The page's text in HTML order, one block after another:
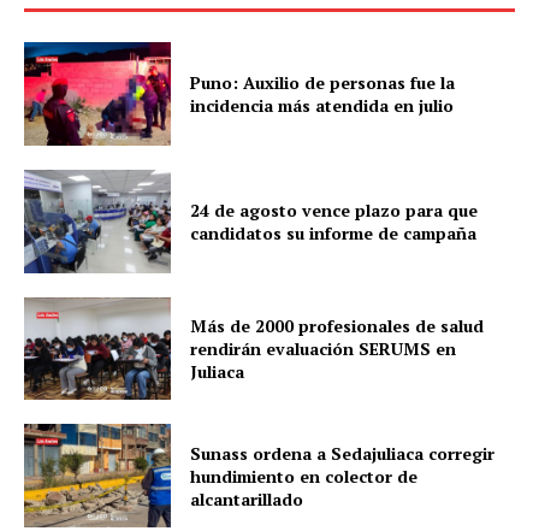
Puno: Auxilio de personas fue la
incidencia más atendida en julio
24 de agosto vence plazo para que
candidatos su informe de campaña
Más de 2000 profesionales de salud
rendirán evaluación SERUMS en
Juliaca
Sunass ordena a Sedajuliaca corregir
hundimiento en colector de
alcantarillado